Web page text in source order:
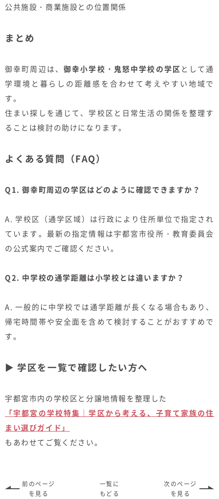
公共施設・商業施設との位置関係
まとめ
御幸町周辺は、 御幸小学校・鬼怒中学校の学区として通
学環境と暮らしの距離感を合わせて考えやすい地域で
す。
住まい探しを通じて、学校区と日常生活の関係を整理す
ることは検討の助けになります。
よくある質問（FAQ）
Q1. 御幸町周辺の学区はどのように確認できますか？
A. 学校区（通学区域）は行政により住所単位で指定され
ています。最新の指定情報は宇都宮市役所・教育委員会
の公式案内でご確認ください。
Q2. 中学校の通学距離は小学校とは違いますか？
A. 一般的に中学校では通学距離が長くなる場合もあり、
帰宅時間帯や安全面を含めて検討することがおすすめで
す。
▶ 学区を一覧で確認したい方へ
宇都宮市内の学校区と分譲地情報を整理した
「宇都宮の学校特集｜学区から考える、子育て家族の住
まい選びガイド」
もあわせてご覧ください。
前のページ
を見る
一覧に
もどる
次のページ
を見る